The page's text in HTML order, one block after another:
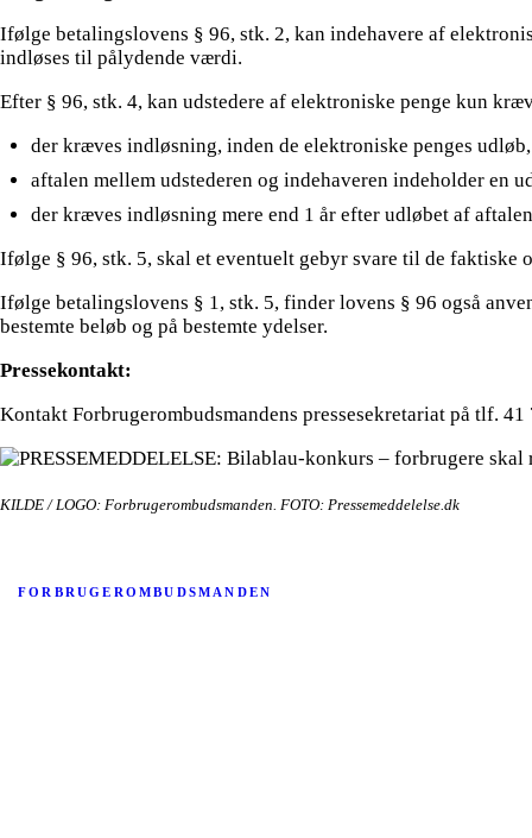
Ifølge betalingslovens § 96, stk. 2, kan indehavere af
indløses til pålydende værdi.
Efter § 96, stk. 4, kan udstedere af elektroniske penge kun
der kræves indløsning, inden de elektroniske penges udløb,
aftalen mellem udstederen og indehaveren indeholder en
der kræves indløsning mere end 1 år efter udløbet af
Ifølge § 96, stk. 5, skal et eventuelt gebyr svare til de
Ifølge betalingslovens § 1, stk. 5, finder lovens § 96 også
bestemte beløb og på bestemte ydelser.
Pressekontakt:
Kontakt Forbrugerombudsmandens pressesekretariat på tlf. 41
KILDE / LOGO: Forbrugerombudsmanden. FOTO: Pressemeddelelse.dk
FORBRUGEROMBUDSMANDEN